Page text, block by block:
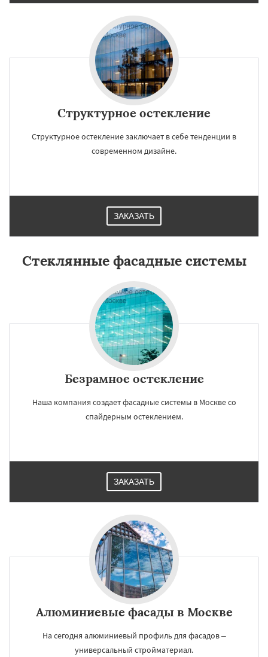
Структурное остекление
Структурное остекление заключает в себе тенденции в
современном дизайне.
ЗАКАЗАТЬ
Стеклянные фасадные системы
Безрамное остекление
Наша компания создает фасадные системы в Москве со
спайдерным остеклением.
ЗАКАЗАТЬ
Алюминиевые фасады в Москве
На сегодня алюминиевый профиль для фасадов –
универсальный стройматериал.